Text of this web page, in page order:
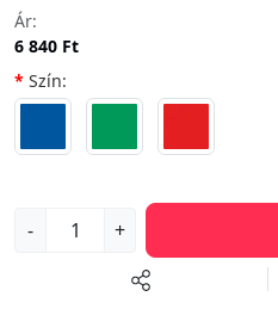
Ár:
6 840 Ft
Szín:
- +